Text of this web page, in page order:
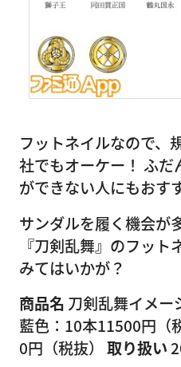
フットネイルなので、
社でもオーケー！ ふだ
ができない人にもおす
サンダルを履く機会が
『刀剣乱舞』のフッ
みてはいかが？
商品名 刀剣乱舞イメー
藍色：10本11500円（
0円（税抜） 取り扱い